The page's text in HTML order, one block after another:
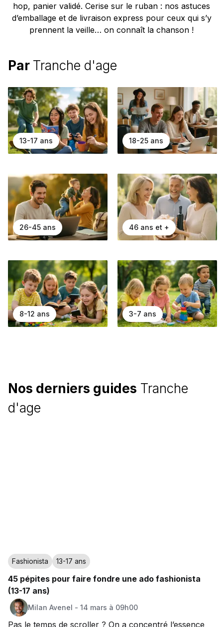
hop, panier validé. Cerise sur le ruban : nos astuces
d’emballage et de livraison express pour ceux qui s’y
prennent la veille… on connaît la chanson !
Par Tranche d'age
13-17 ans 18-25 ans
26-45 ans 46 ans et +
8-12 ans 3-7 ans
Nos derniers guides Tranche
d'age
Fashionista 13-17 ans
45 pépites pour faire fondre une ado fashionista
(13-17 ans)
Milan Avenel - 14 mars à 09h00
Pas le temps de scroller ? On a concentré l’essence